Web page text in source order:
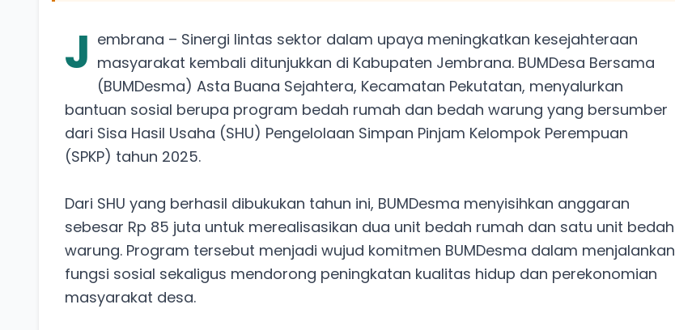
J embrana – Sinergi lintas sektor dalam upaya meningkatkan kesejahteraan
masyarakat kembali ditunjukkan di Kabupaten Jembrana. BUMDesa Bersama
(BUMDesma) Asta Buana Sejahtera, Kecamatan Pekutatan, menyalurkan
bantuan sosial berupa program bedah rumah dan bedah warung yang bersumber
dari Sisa Hasil Usaha (SHU) Pengelolaan Simpan Pinjam Kelompok Perempuan
(SPKP) tahun 2025.
Dari SHU yang berhasil dibukukan tahun ini, BUMDesma menyisihkan anggaran
sebesar Rp 85 juta untuk merealisasikan dua unit bedah rumah dan satu unit bedah
warung. Program tersebut menjadi wujud komitmen BUMDesma dalam menjalankan
fungsi sosial sekaligus mendorong peningkatan kualitas hidup dan perekonomian
masyarakat desa.